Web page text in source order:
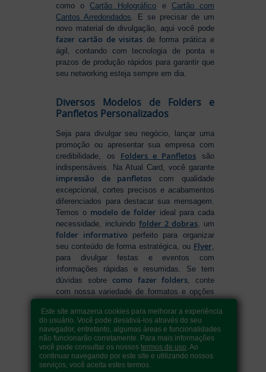
como oCartão Holográfico e Cartão com
Cantos Arredondados. E se precisar de um
novo material de divulgação, aqui você pode
fazer cartão de visitas de forma prática e
ágil, contando com tecnologia de ponta e
prazos de produção rápidos para garantir que
seu networking esteja sempre em dia.
Diversos Modelos de Folders e
Panfletos Personalizados
Seja para divulgar seu negócio, lançar uma
promoção ou apresentar sua empresa com
credibilidade, os Folders e Panfletos são
indispensáveis. Na Atual Card, você garante
impressão de panfletos com qualidade
excepcional, cortes precisos e acabamentos
diferenciados para destacar sua mensagem.
Temos o modelo de folder ideal para cada
necessidade, incluindofolder 2 dobras, um
folder informativo perfeito para organizar
seu conteúdo de forma estratégica, ou Flyer
para divulgar festas e eventos com
informações rápidas e resumidas. Se tem
dúvidas sobrecomo fazer folders, conte
com nossa variedade de formatos e opções
destaca. Produção ágil, entrega rápida e
qualidade garantida para levar sua
comunicação a outro nível!
Este site armazena cookies para melhorar a experiência
do usuário. Você pode desativá-los através do seu
navegador, entretanto, algumas áreas e funcionalidades
não funcionarão corretamente. Para mais informações
você pode consultar os nossostermos de uso. Ao
continuar navegando por este site e utilizando nossos
serviços, você aceita estes termos.